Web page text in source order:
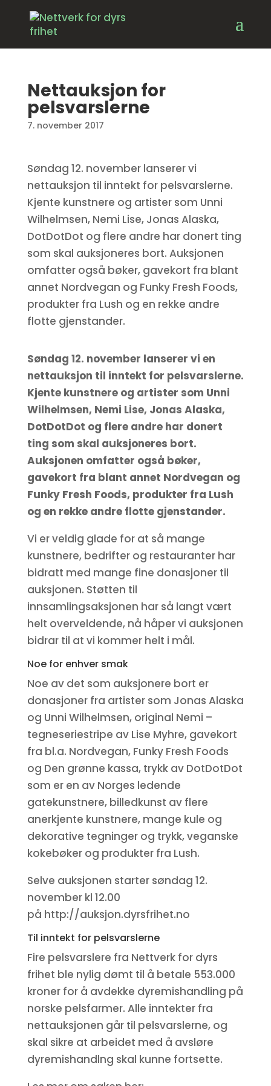
Nettauksjon for
pelsvarslerne
7. november 2017
Søndag 12. november lanserer vi
nettauksjon til inntekt for pelsvarslerne.
Kjente kunstnere og artister som Unni
Wilhelmsen, Nemi Lise, Jonas Alaska,
DotDotDot og flere andre har donert ting
som skal auksjoneres bort. Auksjonen
omfatter også bøker, gavekort fra blant
annet Nordvegan og Funky Fresh Foods,
produkter fra Lush og en rekke andre
flotte gjenstander.
Søndag 12. november lanserer vi en
nettauksjon til inntekt for pelsvarslerne.
Kjente kunstnere og artister som Unni
Wilhelmsen, Nemi Lise, Jonas Alaska,
DotDotDot og flere andre har donert
ting som skal auksjoneres bort.
Auksjonen omfatter også bøker,
gavekort fra blant annet Nordvegan og
Funky Fresh Foods, produkter fra Lush
og en rekke andre flotte gjenstander.
Vi er veldig glade for at så mange
kunstnere, bedrifter og restauranter har
bidratt med mange fine donasjoner til
auksjonen. Støtten til
innsamlingsaksjonen har så langt vært
helt overveldende, nå håper vi auksjonen
bidrar til at vi kommer helt i mål.
Noe for enhver smak
Noe av det som auksjonere bort er
donasjoner fra artister som Jonas Alaska
og Unni Wilhelmsen, original Nemi –
tegneseriestripe av Lise Myhre, gavekort
fra bl.a. Nordvegan, Funky Fresh Foods
og Den grønne kassa, trykk av DotDotDot
som er en av Norges ledende
gatekunstnere, billedkunst av flere
anerkjente kunstnere, mange kule og
dekorative tegninger og trykk, veganske
kokebøker og produkter fra Lush.
Selve auksjonen starter søndag 12.
november kl 12.00
på http://auksjon.dyrsfrihet.no
Til inntekt for pelsvarslerne
Fire pelsvarslere fra Nettverk for dyrs
frihet ble nylig dømt til å betale 553.000
kroner for å avdekke dyremishandling på
norske pelsfarmer. Alle inntekter fra
nettauksjonen går til pelsvarslerne, og
skal sikre at arbeidet med å avsløre
dyremishandlng skal kunne fortsette.